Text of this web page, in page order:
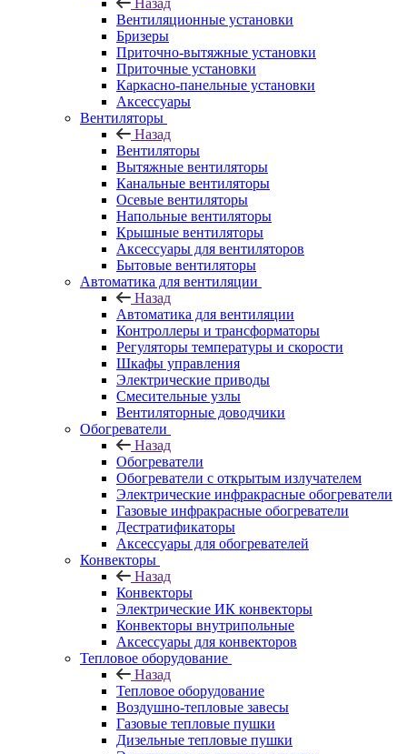
Назад
Вентиляционные установки
Бризеры
Приточно-вытяжные установки
Приточные установки
Каркасно-панельные установки
Аксессуары
Вентиляторы
Назад
Вентиляторы
Вытяжные вентиляторы
Канальные вентиляторы
Осевые вентиляторы
Напольные вентиляторы
Крышные вентиляторы
Аксессуары для вентиляторов
Бытовые вентиляторы
Автоматика для вентиляции
Назад
Автоматика для вентиляции
Контроллеры и трансформаторы
Регуляторы температуры и скорости
Шкафы управления
Электрические приводы
Смесительные узлы
Вентиляторные доводчики
Обогреватели
Назад
Обогреватели
Обогреватели с открытым излучателем
Электрические инфракрасные обогреватели
Газовые инфракрасные обогреватели
Дестратификаторы
Аксессуары для обогревателей
Конвекторы
Назад
Конвекторы
Электрические ИК конвекторы
Конвекторы внутрипольные
Аксессуары для конвекторов
Тепловое оборудование
Назад
Тепловое оборудование
Воздушно-тепловые завесы
Газовые тепловые пушки
Дизельные тепловые пушки